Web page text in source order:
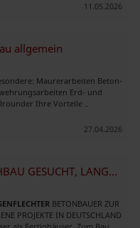
11.05.2026
allgemein
Maurerarbeiten Beton-
Erd- und
Ihre Vorteile ..
27.04.2026
BETONBAUER MAURER FÜR ROHBAU GESUCHT, LANGFRISTIGE ZUSAMMENARBEIT
BETONBAUER ZUR
PROJEKTE IN DEUTSCHLAND